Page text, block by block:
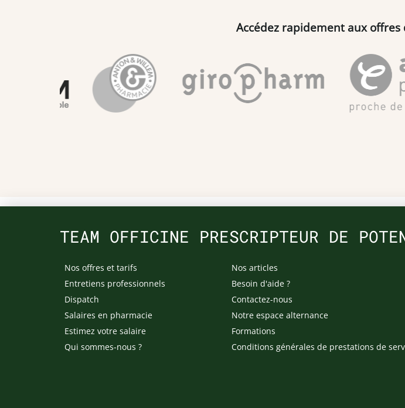
Accédez rapidement aux
TEAM OFFICINE PRESCRIPTEUR DE
Nos offres et tarifs
Entretiens professionnels
Dispatch
Salaires en pharmacie
Estimez votre salaire
Qui sommes-nous ?
Nos articles
Besoin d'aide ?
Contactez-nous
Notre espace alternance
Formations
Conditions générales de prestations de